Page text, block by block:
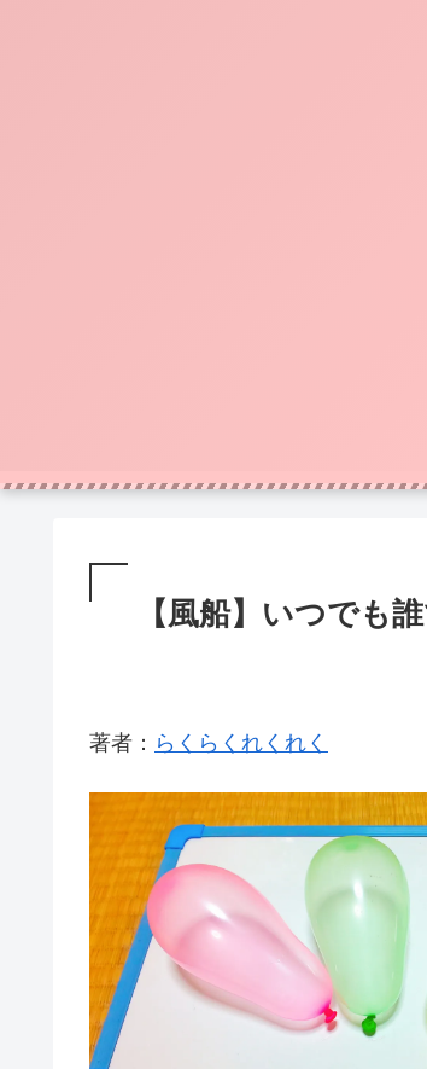
【風船】いつでも
著者： らくらくれくれく